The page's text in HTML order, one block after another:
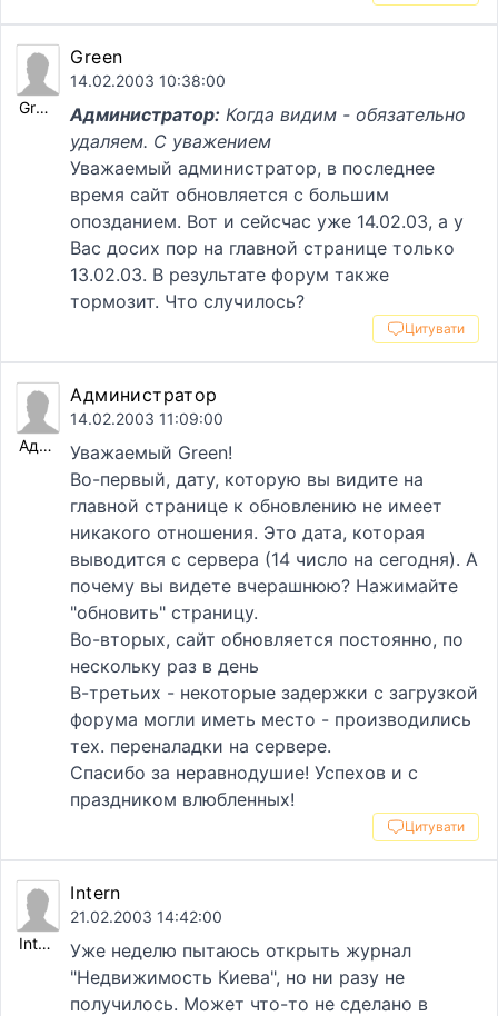
Green
Green
14.02.2003 10:38:00
Администратор: Когда видим - обязательно
удаляем. С уважением
Уважаемый администратор, в последнее
время сайт обновляется с большим
опозданием. Вот и сейсчас уже 14.02.03, а у
Вас досих пор на главной странице только
13.02.03. В результате форум также
тормозит. Что случилось?
Цитувати
Администратор
Администратор
14.02.2003 11:09:00
Уважаемый Green!
Во-первый, дату, которую вы видите на
главной странице к обновлению не имеет
никакого отношения. Это дата, которая
выводится с сервера (14 число на сегодня). А
почему вы видете вчерашнюю? Нажимайте
"обновить" страницу.
Во-вторых, сайт обновляется постоянно, по
нескольку раз в день
В-третьих - некоторые задержки с загрузкой
форума могли иметь место - производились
тех. переналадки на сервере.
Спасибо за неравнодушие! Успехов и с
праздником влюбленных!
Цитувати
Intern
Intern
21.02.2003 14:42:00
Уже неделю пытаюсь открыть журнал
"Недвижимость Киева", но ни разу не
получилось. Может что-то не сделано в